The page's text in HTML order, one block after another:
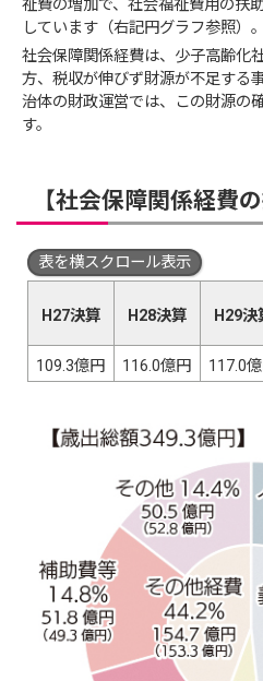
祉費の増加で、社会福祉費用の扶
しています（右記円グラフ参照）。
社会保障関係経費は、少子高齢化
方、税収が伸びず財源が不足する
治体の財政運営では、この財源の
す。
【社会保障関係経費の
表を横スクロール表示
H27決算 H28決算 H29決
109.3億円 116.0億円 117.0